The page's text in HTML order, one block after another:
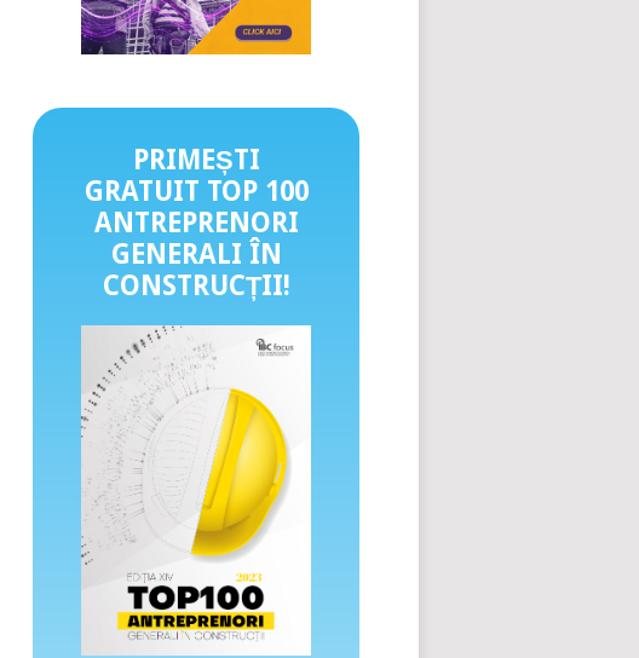
PRIMEȘTI
GRATUIT TOP 100
ANTREPRENORI
GENERALI ÎN
CONSTRUCȚII!